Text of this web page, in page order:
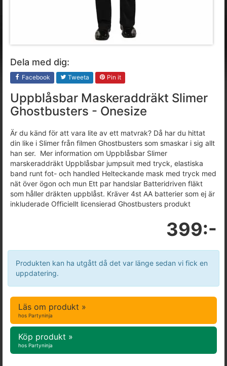
Dela med dig:
Facebook Tweeta Pin it
Uppblåsbar Maskeraddräkt Slimer
Ghostbusters - Onesize
Är du känd för att vara lite av ett matvrak? Då har du hittat
din like i Slimer från filmen Ghostbusters som smaskar i sig allt
han ser. Mer information om Uppblåsbar Slimer
marskeraddräkt Uppblåsbar jumpsuit med tryck, elastiska
band runt fot- och handled Helteckande mask med tryck med
nät över ögon och mun Ett par handslar Batteridriven fläkt
som håller dräkten uppblåst. Kräver 4st AA batterier som ej är
inkluderade Officiellt licensierad Ghostbusters produkt
399:-
Produkten kan ha utgått då det var länge sedan vi fick en
uppdatering.
Läs om produkt »
hos Partyninja
Köp produkt »
hos Partyninja